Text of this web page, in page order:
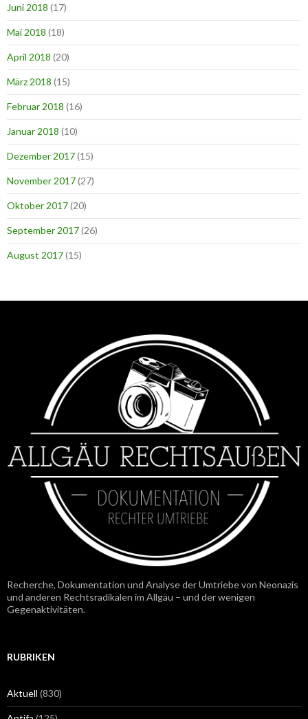
Juni 2018 (17)
Mai 2018 (18)
April 2018 (20)
März 2018 (15)
Februar 2018 (16)
Januar 2018 (10)
Dezember 2017(15)
November 2017(27)
Oktober 2017(20)
September 2017(26)
August 2017(15)
Recherche, Dokumentation und Analyse der Umtriebe von Neonazis
und anderen Rechtsradikalen im Allgäu – und der wenigen
Gegenaktivitäten.
RUBRIKEN
Aktuell (830)